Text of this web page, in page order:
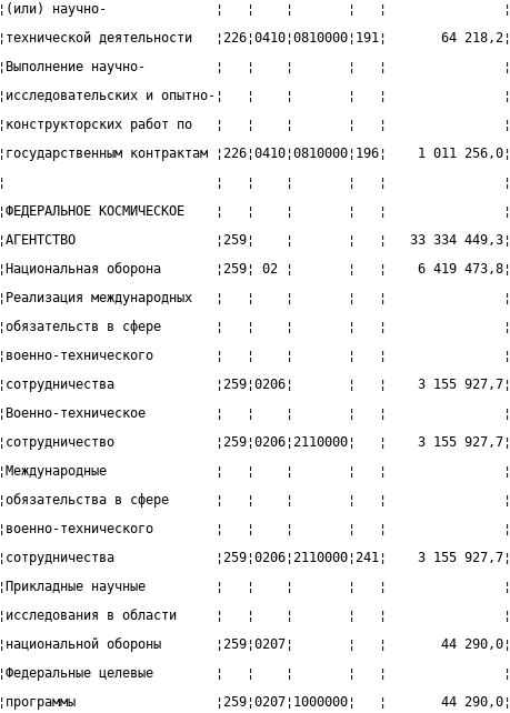
¦(или) научно-              ¦   ¦    ¦       ¦   ¦               ¦
¦технической деятельности   ¦226¦0410¦0810000¦191¦       64 218,2¦
¦Выполнение научно-         ¦   ¦    ¦       ¦   ¦               ¦
¦исследовательских и опытно-¦   ¦    ¦       ¦   ¦               ¦
¦конструкторских работ по   ¦   ¦    ¦       ¦   ¦               ¦
¦государственным контрактам ¦226¦0410¦0810000¦196¦    1 011 256,0¦
¦                           ¦   ¦    ¦       ¦   ¦               ¦
¦ФЕДЕРАЛЬНОЕ КОСМИЧЕСКОЕ    ¦   ¦    ¦       ¦   ¦               ¦
¦АГЕНТСТВО                  ¦259¦    ¦       ¦   ¦   33 334 449,3¦
¦Национальная оборона       ¦259¦ 02 ¦       ¦   ¦    6 419 473,8¦
¦Реализация международных   ¦   ¦    ¦       ¦   ¦               ¦
¦обязательств в сфере       ¦   ¦    ¦       ¦   ¦               ¦
¦военно-технического        ¦   ¦    ¦       ¦   ¦               ¦
¦сотрудничества             ¦259¦0206¦       ¦   ¦    3 155 927,7¦
¦Военно-техническое         ¦   ¦    ¦       ¦   ¦               ¦
¦сотрудничество             ¦259¦0206¦2110000¦   ¦    3 155 927,7¦
¦Международные              ¦   ¦    ¦       ¦   ¦               ¦
¦обязательства в сфере      ¦   ¦    ¦       ¦   ¦               ¦
¦военно-технического        ¦   ¦    ¦       ¦   ¦               ¦
¦сотрудничества             ¦259¦0206¦2110000¦241¦    3 155 927,7¦
¦Прикладные научные         ¦   ¦    ¦       ¦   ¦               ¦
¦исследования в области     ¦   ¦    ¦       ¦   ¦               ¦
¦национальной обороны       ¦259¦0207¦       ¦   ¦       44 290,0¦
¦Федеральные целевые        ¦   ¦    ¦       ¦   ¦               ¦
¦программы                  ¦259¦0207¦1000000¦   ¦       44 290,0¦